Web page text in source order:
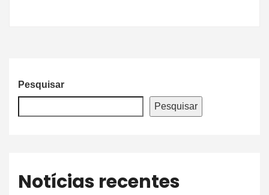
Pesquisar
Pesquisar
Notícias recentes